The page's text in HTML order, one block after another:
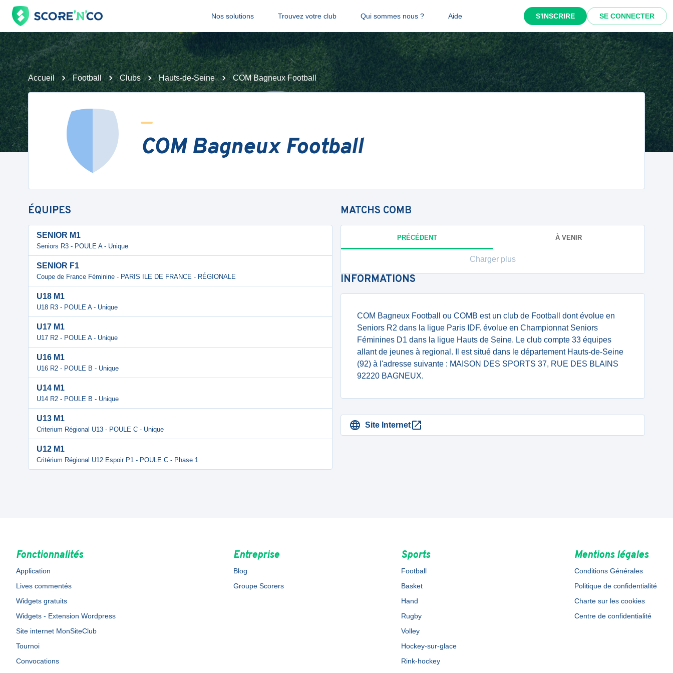
Nos solutions Trouvez votre club Qui sommes nous ? Aide S'INSCRIRE SE CONNECTER
Accueil Football Clubs Hauts-de-Seine COM Bagneux Football
COM Bagneux Football
ÉQUIPES
SENIOR M1
Seniors R3 - POULE A - Unique
SENIOR F1
Coupe de France Féminine - PARIS ILE DE FRANCE - RÉGIONALE
U18 M1
U18 R3 - POULE A - Unique
U17 M1
U17 R2 - POULE A - Unique
U16 M1
U16 R2 - POULE B - Unique
U14 M1
U14 R2 - POULE B - Unique
U13 M1
Criterium Régional U13 - POULE C - Unique
U12 M1
Critérium Régional U12 Espoir P1 - POULE C - Phase 1
MATCHS COMB
PRÉCÉDENT À VENIR
Charger plus
INFORMATIONS
COM Bagneux Football ou COMB est un club de Football dont évolue en
Seniors R2 dans la ligue Paris IDF. évolue en Championnat Seniors
Féminines D1 dans la ligue Hauts de Seine. Le club compte 33 équipes
allant de jeunes à regional. Il est situé dans le département Hauts-de-Seine
(92) à l'adresse suivante : MAISON DES SPORTS 37, RUE DES BLAINS
92220 BAGNEUX.
Site Internet
Fonctionnalités
Application
Lives commentés
Widgets gratuits
Widgets - Extension Wordpress
Site internet MonSiteClub
Tournoi
Convocations
Entreprise
Blog
Groupe Scorers
Sports
Football
Basket
Hand
Rugby
Volley
Hockey-sur-glace
Rink-hockey
Mentions légales
Conditions Générales
Politique de confidentialité
Charte sur les cookies
Centre de confidentialité